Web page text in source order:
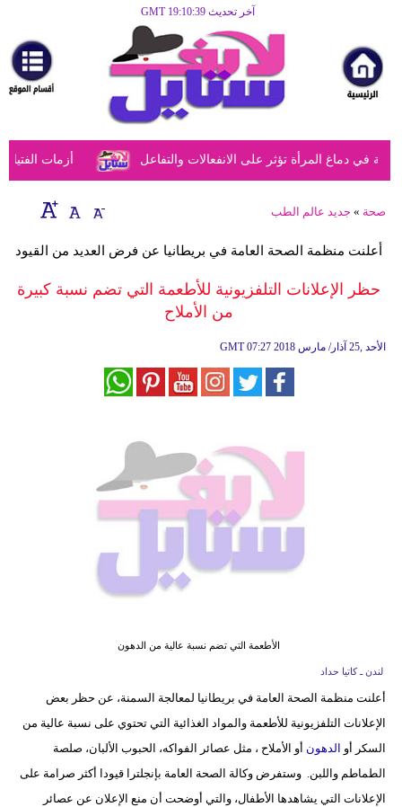
آخر تحديث GMT 19:10:39
مرأة
أزياء
أزياء
إسلامية
ديكور
صحة
أزمات الفتيات دماغ المرأة تؤثر على الانفعالات والتفاعل
صحة » جديد عالم الطب
أعلنت منظمة الصحة العامة في بريطانيا عن فرض العديد من القيود
حظر الإعلانات التلفزيونية للأطعمة التي تضم نسبة كبيرة
من الأملاح
GMT 07:27 2018 الأحد ,25 آذار/ مارس
الأطعمة التي تضم نسبة عالية من الدهون
لندن ـ كاتيا حداد
أعلنت منظمة الصحة العامة في بريطانيا لمعالجة السمنة، عن حظر بعض
الإعلانات التلفزيونية للأطعمة والمواد الغذائية التي تحتوي على نسبة عالية من
السكر أو الدهون أو الأملاح ، مثل عصائر الفواكه، الحبوب الألبان، صلصة
الطماطم واللبن. وستفرض وكالة الصحة العامة بإنجلترا قيودا أكثر صرامة على
الإعلانات التي يشاهدها الأطفال، والتي أوضحت أن منع الإعلان عن عصائر